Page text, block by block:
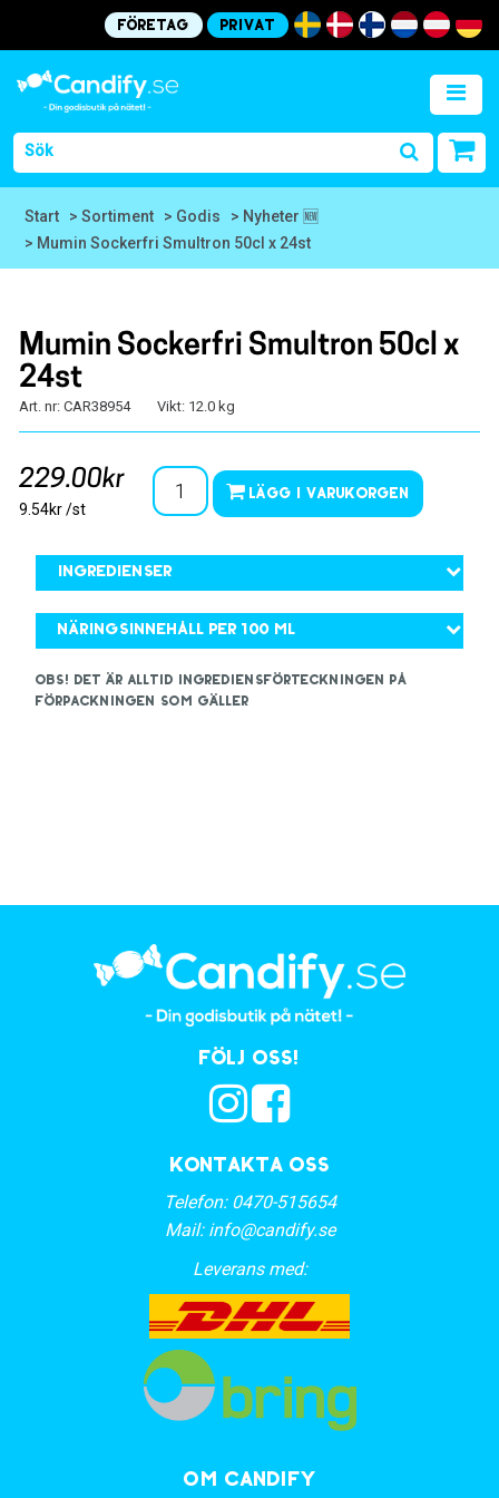
Företag Privat
Start > Sortiment > Godis
> Nyheter 🆕
> Mumin Sockerfri Smultron 50cl x 24st
Mumin Sockerfri Smultron 50cl x
24st
Art. nr: CAR38954 Vikt: 12.0 kg
229.00kr
9.54kr /st
Lägg i varukorgen
Ingredienser
Näringsinnehåll per 100 ml
OBS! Det är alltid ingrediensförteckningen på
förpackningen som gäller
Kontakta oss
Telefon: 0470-515654
Mail: info@candify.se
Leverans med:
Följ oss!
OM CANDIFY